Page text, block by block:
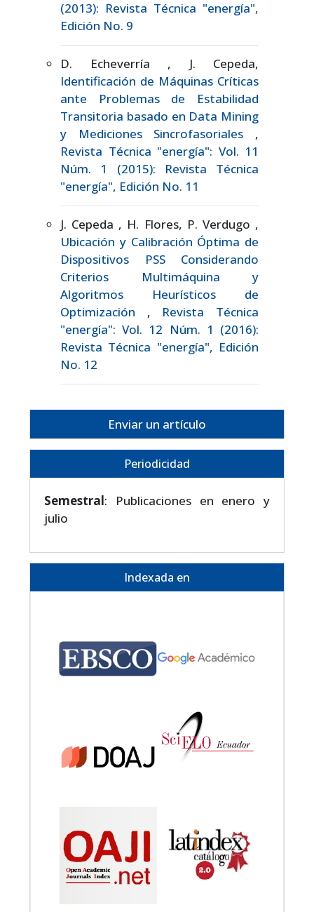
(2013): Revista Técnica "energía",
Edición No. 9
D. Echeverría , J. Cepeda,
Identificación de Máquinas Críticas
ante Problemas de Estabilidad
Transitoria basado en Data Mining
y Mediciones Sincrofasoriales ,
Revista Técnica "energía": Vol. 11
Núm. 1 (2015): Revista Técnica
"energía", Edición No. 11
J. Cepeda , H. Flores, P. Verdugo ,
Ubicación y Calibración Óptima de
Dispositivos PSS Considerando
Criterios Multimáquina y
Algoritmos Heurísticos de
Optimización , Revista Técnica
"energía": Vol. 12 Núm. 1 (2016):
Revista Técnica "energía", Edición
No. 12
Enviar un artículo
Periodicidad
Semestral: Publicaciones en enero y
julio
Indexada en